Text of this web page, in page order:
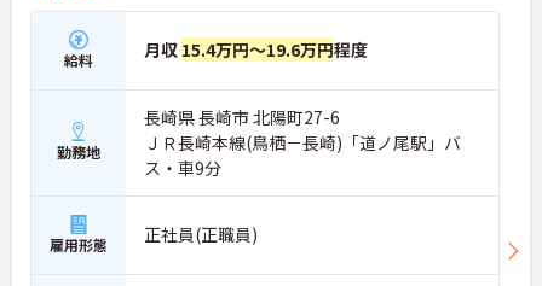
給料 月収 15.4万円～19.6万円程度
勤務地
長崎県 長崎市 北陽町27-6
ＪＲ長崎本線(鳥栖－長崎)「道ノ尾駅」バ
ス・車9分
雇用形態 正社員(正職員)